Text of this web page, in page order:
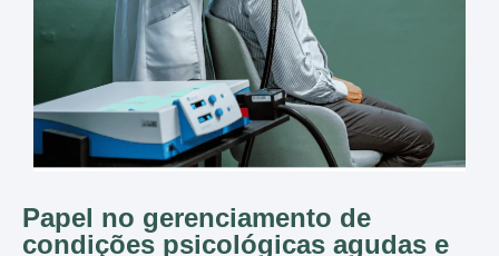
Papel no gerenciamento de
condições psicológicas agudas e